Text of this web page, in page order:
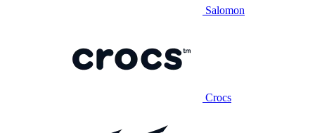
Salomon
Crocs